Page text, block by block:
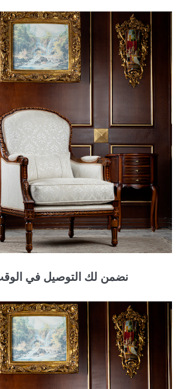
نضمن لك التوصيل في الوقت